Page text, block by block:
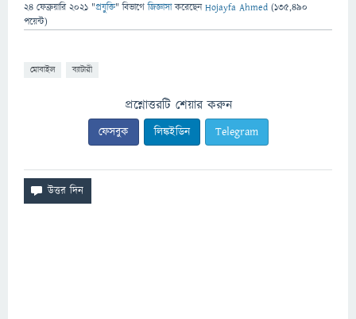
24 ফেব্রুয়ারি 2021 "প্রযুক্তি" বিভাগে জিজ্ঞাসাকরেছেনHojayfa Ahmed (135,490
পয়েন্ট)
মোবাইল ব্যাটারী
প্রশ্নোত্তরটি শেয়ার করুন
ফেসবুক লিঙ্কইডিন Telegram